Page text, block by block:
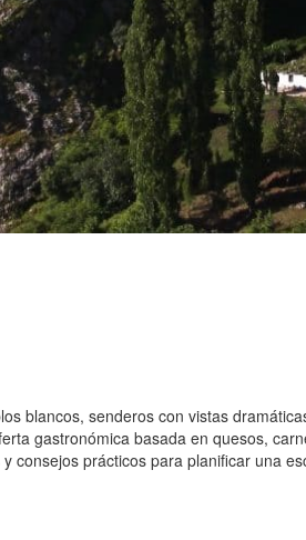
blancos, senderos con vistas
gastronómica basada en quesos,
consejos prácticos para planificar una